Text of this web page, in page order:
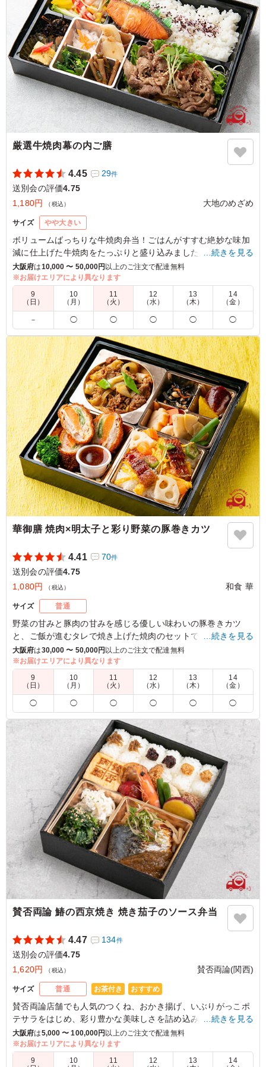
ご利用シーン：懇親会›送別会
大阪府大阪市中央区博労町2025/09/09
厳選牛焼肉幕の内ご膳
4.45 29件
送別会の評価4.75
1,180円
（税込） 大地のめざめ
サイズ やや大きい
ボリュームばっちりな牛焼肉弁当！ごはんがすすむ絶妙な味加
減に仕上げた牛焼肉をたっぷりと盛り込みました。
ご飯の上にのった鮭塩焼きが嬉しい限り！種類豊富なお惣菜と
共にご賞味下さい。
※夏季は副菜 菜の花の胡麻和えが、季節の甘味へ変更となって
4.5
焼き肉は冷めていましたが、固くなくおいしくいただきま
した。ご飯の量も程よく、おかずの品数も多く丁寧に盛り
つけられており、食べた人からも好評でした。また注文し
ます。
ご利用シーン：懇親会›送別会
大阪府大阪市中央区大手前2025/04/01
…続きを見る
大阪府は10,000 〜 50,000円 以上のご注文で配達無料
※お届けエリアにより異なります
9
（日）
10
（月）
11
（火）
12
（水）
13
（木）
14
（金）
－ ◯ ◯ ◯ ◯ ◯
華御膳 焼肉×明太子と彩り野菜の豚巻きカツ
4.41 70件
送別会の評価4.75
1,080円
（税込） 和食 華
サイズ 普通
野菜の甘みと豚肉の甘みを感じる優しい味わいの豚巻きカツ
と、ご飯が進むタレで焼き上げた焼肉のセットです。カツはお
好みでおろしポン酢をかけてお召し上がり下さい。
※ちらし寿司の種類をご変更いただけます。また、酢飯は白米
にご変更可能です。下記プルダウンよりご選択ください。
※画像の鰻ちらし寿司は＋100円になります。
4.5
明太子と彩り野菜の豚巻きカツ，美味しかったです！焼肉
もお肉が柔らかくて味付けもよくて非常に食べやすかった
です。そして酢飯の海鮮チラシ寿司がさっぱりさせてくれ
て非常にバランスのよいお弁当でした。
ご利用シーン：懇親会›送別会
兵庫県神戸市長田区平和台町2026/01/30
…続きを見る
大阪府は30,000 〜 50,000円以上のご注文で配達無料
※お届けエリアにより異なります
9
（日）
10
（月）
11
（火）
12
（水）
13
（木）
14
（金）
◯ ◯ ◯ ◯ ◯ ◯
賛否両論 鰆の西京焼き 焼き茄子のソース弁当
4.47 134件
送別会の評価4.75
1,620円
（税込） 賛否両論(関西)
サイズ 普通 お茶付き おすすめ
賛否両論店舗でも人気のつくね、おかき揚げ、いぶりがっこポ
テサラをはじめ、彩り豊かな美味しさを詰め込みました。
賛否両論の店舗で、お刺身に合わせて提供している「変わり醤
油」を焼き魚に合う「ソース」にアレンジ。
焼き茄子の香ばしさが西京焼きとマッチして、くせになる美味
…続きを見る
大阪府は5,000 〜 100,000円 以上のご注文で配達無料
※お届けエリアにより異なります
9
10
11
12
13
14